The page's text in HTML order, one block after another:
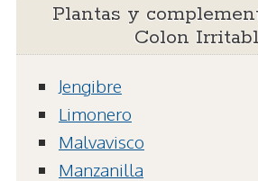
Plantas y
Colon
Jengibre
Limonero
Malvavisco
Manzanilla